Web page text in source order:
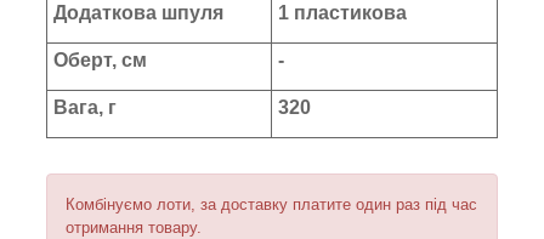
Додаткова шпуля 1 пластикова
Оберт, см -
Вага, г 320
Комбінуємо лоти, за доставку платите один раз під час
отримання товару.